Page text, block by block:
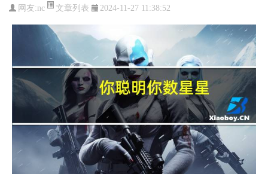
网友:nc 文章列表 2024-11-27 11:38:52